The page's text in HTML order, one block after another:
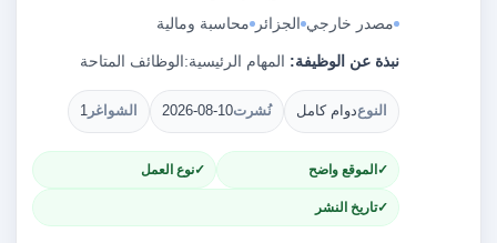
مصدر خارجي الجزائر محاسبة ومالية
نبذة عن الوظيفة: المهام الرئيسية:الوظائف المتاحة
النوعدوام كامل نُشرت2026-08-10 الشواغر 1
الموقع واضح نوع العمل
تاريخ النشر